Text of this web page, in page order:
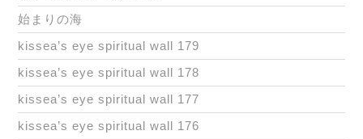
始まりの海
kissea’s eye spiritual wall 179
kissea’s eye spiritual wall 178
kissea’s eye spiritual wall 177
kissea’s eye spiritual wall 176